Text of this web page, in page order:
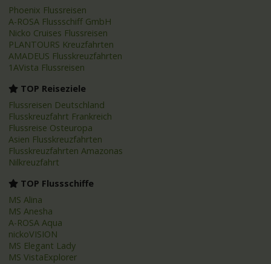
Phoenix Flussreisen
A-ROSA Flussschiff GmbH
Nicko Cruises Flussreisen
PLANTOURS Kreuzfahrten
AMADEUS Flusskreuzfahrten
1AVista Flussreisen
TOP Reiseziele
Flussreisen Deutschland
Flusskreuzfahrt Frankreich
Flussreise Osteuropa
Asien Flusskreuzfahrten
Flusskreuzfahrten Amazonas
Nilkreuzfahrt
TOP Flussschiffe
MS Alina
MS Anesha
A-ROSA Aqua
nickoVISION
MS Elegant Lady
MS VistaExplorer